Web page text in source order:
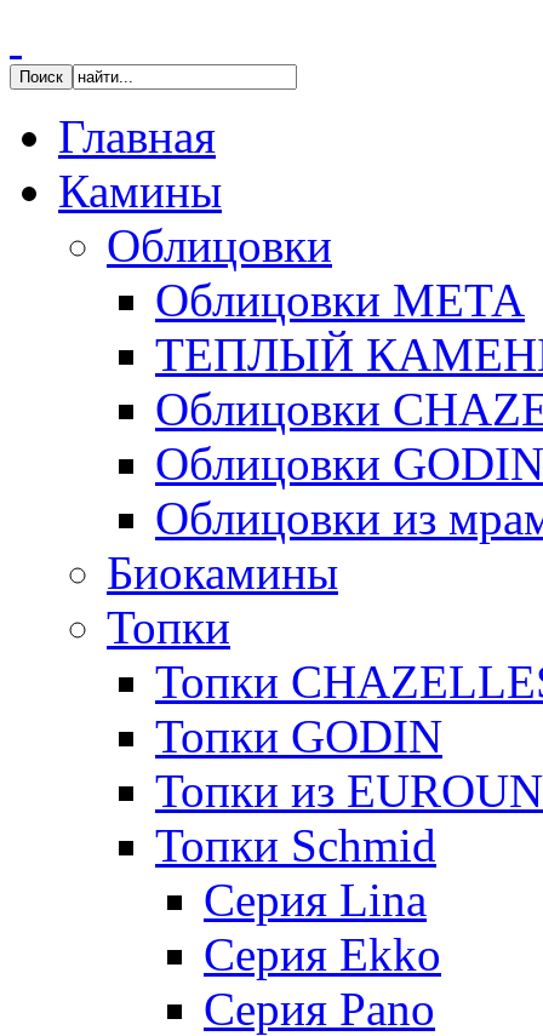
Главная
Камины
Облицовки
Облицовки МЕТА
ТЕПЛЫЙ
Облицовки
Облицовки GODIN
Облицовки из
Биокамины
Топки
Топки
Топки GODIN
Топки из
Топки Schmid
Серия Lina
Серия Ekko
Серия Pano